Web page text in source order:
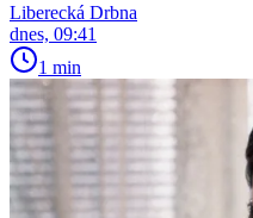
Liberecká Drbna
dnes, 09:41
1 min